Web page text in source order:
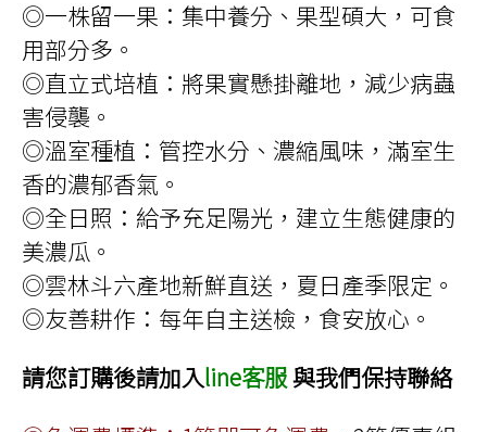
NT$3,672
◎一株留一果：集中養分、果型碩大，可食
用部分多。
◎直立式培植：將果實懸掛離地，減少病蟲
害侵襲。
◎溫室種植：管控水分、濃縮風味，滿室生
香的濃郁香氣。
◎全日照：給予充足陽光，建立生態健康的
美濃瓜。
◎雲林斗六產地新鮮直送，夏日產季限定。
◎友善耕作：每年自主送檢，食安放心。
請您訂購後請加入line客服與我們保持聯絡